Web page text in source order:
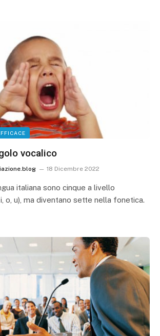
vocalico
18 Dicembre 2022
italiana sono cinque a livello
o, u), ma diventano sette nella fonetica.